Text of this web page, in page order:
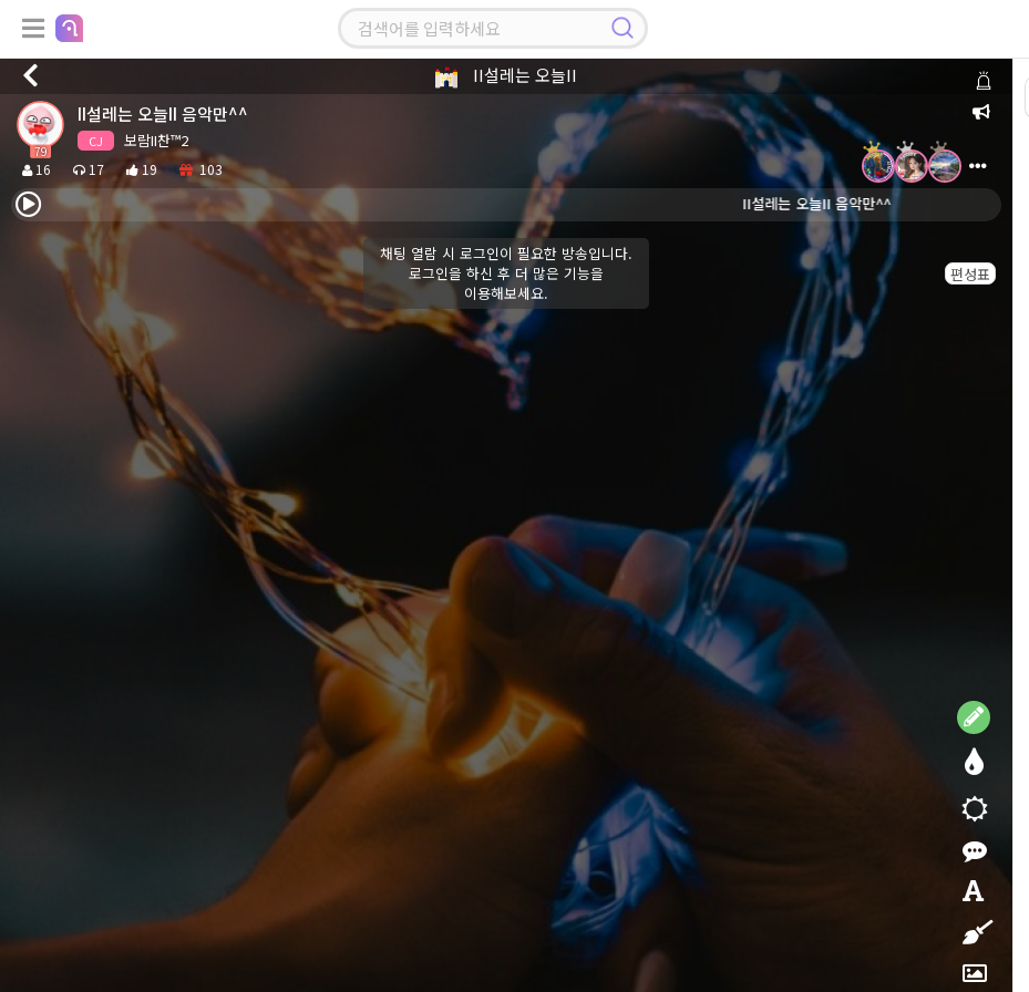
II설레는 오늘II
79
II설레는 오늘II 음악만^^
CJ 보람II찬™2
16 17 19 103
II설레는 오늘II 음악만^^
편성표
채팅 열람 시 로그인이 필요한 방송입니다.
로그인을 하신 후 더 많은 기능을
이용해보세요.